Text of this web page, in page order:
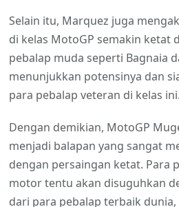
Selain itu, Marquez juga
di kelas MotoGP semakin ketat
pebalap muda seperti Bagnaia
menunjukkan potensinya dan
para pebalap veteran di kelas ini.
Dengan demikian, MotoGP
menjadi balapan yang sangat
dengan persaingan ketat. Para
motor tentu akan disuguhkan
dari para pebalap terbaik